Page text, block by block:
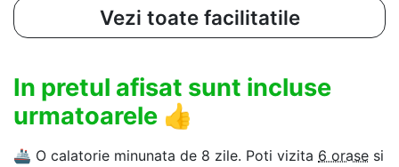
Vezi toate facilitatile
In pretul afisat sunt incluse
urmatoarele 👍
🚢 O calatorie minunata de 8 zile. Poti vizita 6 orase si